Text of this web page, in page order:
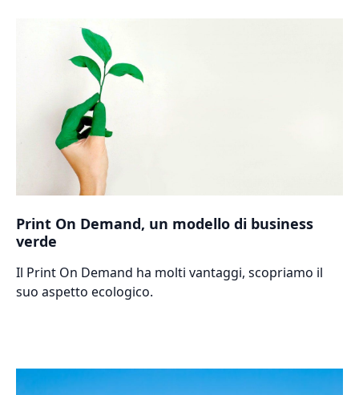
Print On Demand, un modello di business
verde
Il Print On Demand ha molti vantaggi, scopriamo il
suo aspetto ecologico.